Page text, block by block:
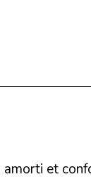
amorti et